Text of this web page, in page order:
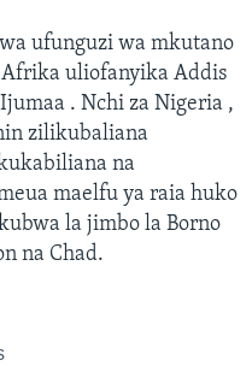
ufunguzi wa mkutano
uliofanyika Addis
. Nchi za Nigeria ,
zilikubaliana
na
maelfu ya raia huko
la jimbo la Borno
na Chad.